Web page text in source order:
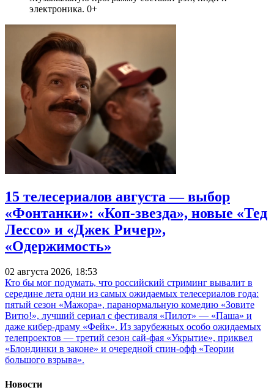
электроника. 0+
15 телесериалов августа — выбор
«Фонтанки»: «Коп-звезда», новые «Тед
Лессо» и «Джек Ричер»,
«Одержимость»
02 августа 2026, 18:53
Кто бы мог подумать, что российский стриминг вывалит в
середине лета одни из самых ожидаемых телесериалов года:
пятый сезон «Мажора», паранормальную комедию «Зовите
Витю!», лучший сериал с фестиваля «Пилот» — «Паша» и
даже кибер-драму «Фейк». Из зарубежных особо ожидаемых
телепроектов — третий сезон сай-фая «Укрытие», приквел
«Блондинки в законе» и очередной спин-офф «Теории
большого взрыва».
Новости